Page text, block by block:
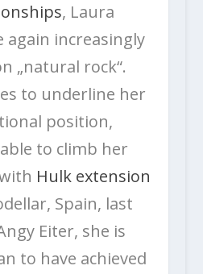
, Laura
again increasingly
„natural rock“.
to underline her
position,
to climb her
Hulk extension
Spain, last
Eiter, she is
to have achieved